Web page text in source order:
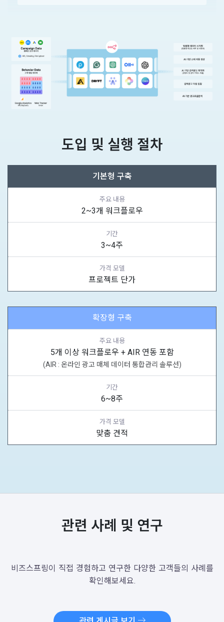
도입 및 실행 절차
기본형 구축
주요 내용
2~3개 워크플로우
기간
3~4주
가격 모델
프로젝트 단가
확장형 구축
주요 내용
5개 이상 워크플로우 + AIR 연동 포함
(AIR : 온라인 광고 매체 데이터 통합관리 솔루션)
기간
6~8주
가격 모델
맞춤 견적
관련 사례 및 연구
비즈스프링이 직접 경험하고 연구한 다양한 고객들의 사례를
확인해보세요.